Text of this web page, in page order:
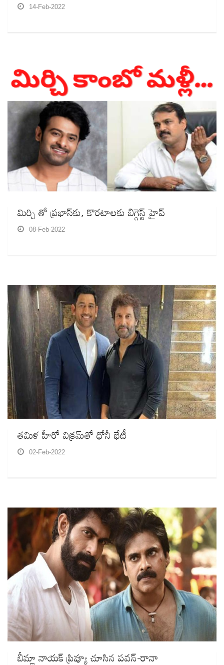
14-Feb-2022
మిర్చి తో ప్రభాస్‌కు, కొరటాలకు బిగ్గెస్ట్‌ హైప్‌
08-Feb-2022
తమిళ హీరో విక్రమ్‌తో ధోనీ భేటీ
02-Feb-2022
బీమ్లా నాయక్‌ ప్రివ్యూ చూసిన పవన్‌-రానా